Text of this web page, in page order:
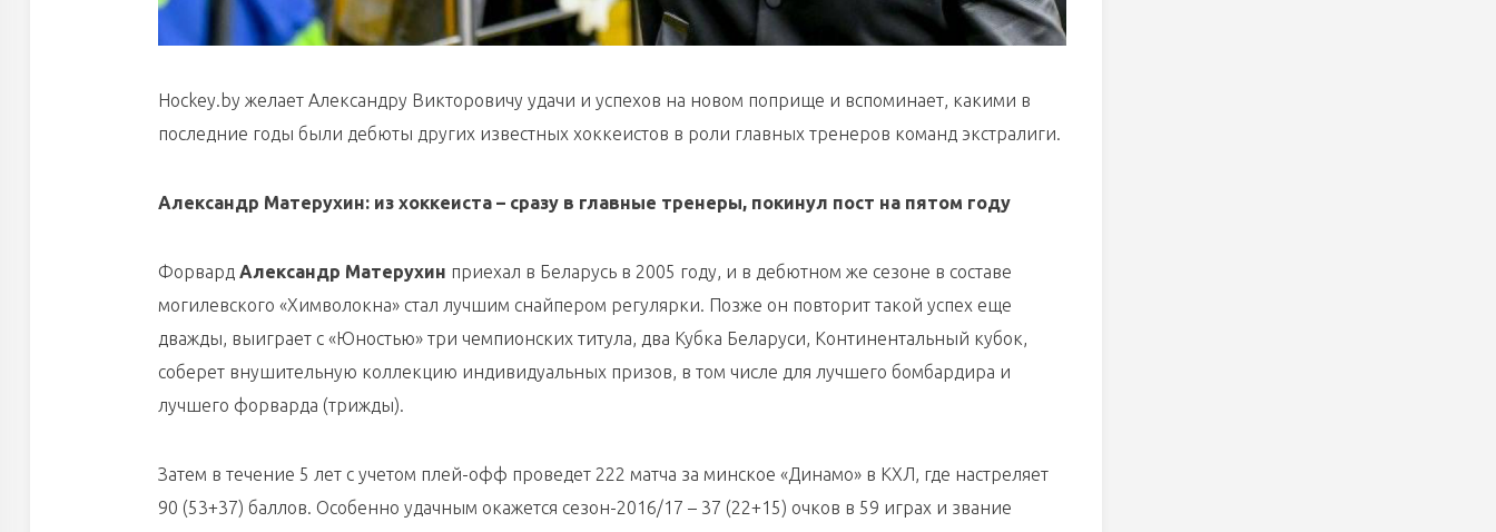
Hockey.by желает Александру Викторовичу удачи и успехов на новом поприще и вспоминает, какими в
последние годы были дебюты других известных хоккеистов в роли главных тренеров команд экстралиги.
Александр Матерухин: из хоккеиста – сразу в главные тренеры, покинул пост на пятом году
Форвард Александр Матерухин приехал в Беларусь в 2005 году, и в дебютном же сезоне в составе
могилевского «Химволокна» стал лучшим снайпером регулярки. Позже он повторит такой успех еще
дважды, выиграет с «Юностью» три чемпионских титула, два Кубка Беларуси, Континентальный кубок,
соберет внушительную коллекцию индивидуальных призов, в том числе для лучшего бомбардира и
лучшего форварда (трижды).
Затем в течение 5 лет с учетом плей-офф проведет 222 матча за минское «Динамо» в КХЛ, где настреляет
90 (53+37) баллов. Особенно удачным окажется сезон-2016/17 – 37 (22+15) очков в 59 играх и звание